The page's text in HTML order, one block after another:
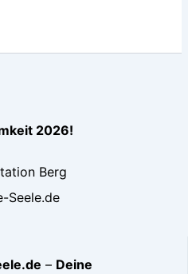
2026!
– Deine